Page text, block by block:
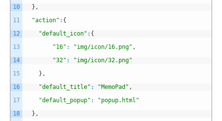
10
11
12
13
14
15
16
17
18
} ,
"action" : {
"default_icon" : {
"16" : "img/icon/16.png" ,
"32" :
"img/icon/32.png"
} ,
"default_title" : "MemoPad" ,
"default_popup" :
"popup.html"
} ,